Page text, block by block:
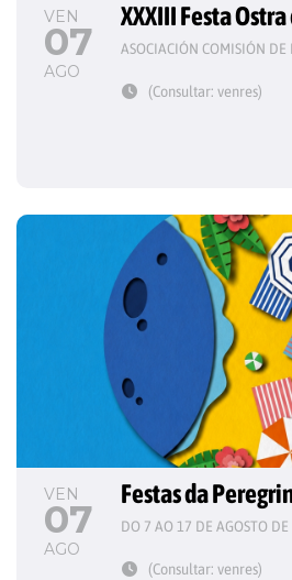
VEN
07
AGO
XXXIII Festa
ASOCIACIÓN COMISIÓN DE
(Consultar: venres)
VEN
07
AGO
Festas da
DO 7 AO 17 DE AGOSTO
(Consultar: venres)